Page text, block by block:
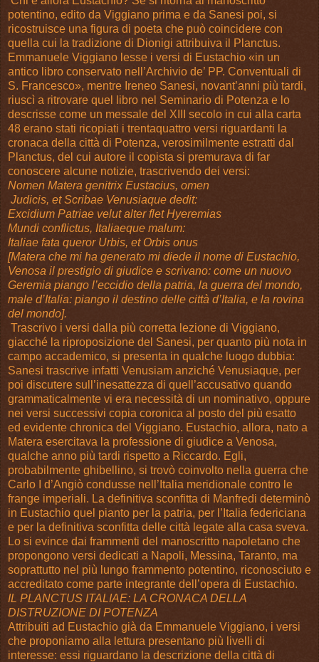
potentino, edito da Viggiano prima e da Sanesi poi, si
ricostruisce una figura di poeta che può coincidere con
quella cui la tradizione di Dionigi attribuiva il Planctus.
Emmanuele Viggiano lesse i versi di Eustachio «in un
antico libro conservato nell’Archivio de’ PP. Conventuali di
S. Francesco», mentre Ireneo Sanesi, novant’anni più tardi,
riuscì a ritrovare quel libro nel Seminario di Potenza e lo
descrisse come un messale del XIII secolo in cui alla carta
48 erano stati ricopiati i trentaquattro versi riguardanti la
cronaca della città di Potenza, verosimilmente estratti dal
Planctus, del cui autore il copista si premurava di far
conoscere alcune notizie, trascrivendo dei versi:
Nomen Matera genitrix Eustacius, omen
Judicis, et Scribae Venusiaque dedit:
Excidium Patriae velut alter flet Hyeremias
Mundi conflictus, Italiaeque malum:
Italiae fata queror Urbis, et Orbis onus
[Matera che mi ha generato mi diede il nome di Eustachio,
Venosa il prestigio di giudice e scrivano: come un nuovo
Geremia piango l’eccidio della patria, la guerra del mondo,
male d’Italia: piango il destino delle città d’Italia, e la rovina
del mondo].
Trascrivo i versi dalla più corretta lezione di Viggiano,
giacché la riproposizione del Sanesi, per quanto più nota in
campo accademico, si presenta in qualche luogo dubbia:
Sanesi trascrive infatti Venusiam anziché Venusiaque, per
poi discutere sull’inesattezza di quell’accusativo quando
grammaticalmente vi era necessità di un nominativo, oppure
nei versi successivi copia coronica al posto del più esatto
ed evidente chronica del Viggiano. Eustachio, allora, nato a
Matera esercitava la professione di giudice a Venosa,
qualche anno più tardi rispetto a Riccardo. Egli,
probabilmente ghibellino, si trovò coinvolto nella guerra che
Carlo I d’Angiò condusse nell’Italia meridionale contro le
frange imperiali. La definitiva sconfitta di Manfredi determinò
in Eustachio quel pianto per la patria, per l’Italia federiciana
e per la definitiva sconfitta delle città legate alla casa sveva.
Lo si evince dai frammenti del manoscritto napoletano che
propongono versi dedicati a Napoli, Messina, Taranto, ma
soprattutto nel più lungo frammento potentino, riconosciuto e
accreditato come parte integrante dell’opera di Eustachio.
IL PLANCTUS ITALIAE: LA CRONACA DELLA
DISTRUZIONE DI POTENZA
Attribuiti ad Eustachio già da Emmanuele Viggiano, i versi
che proponiamo alla lettura presentano più livelli di
interesse: essi riguardano la descrizione della città di